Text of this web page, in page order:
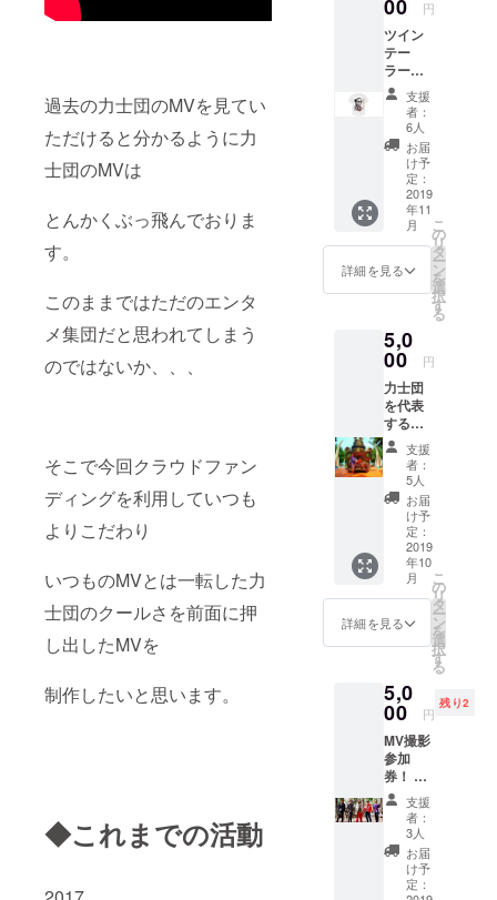
過去の力士団のMVを見てい
ただけると分かるように力
士団のMVは
とんかくぶっ飛んでおりま
す。
このままではただのエンタ
メ集団だと思われてしまう
のではないか、、、
そこで今回クラウドファン
ディングを利用していつも
よりこだわり
いつものMVとは一転した力
士団のクールさを前面に押
し出したMVを
制作したいと思います。
◆これまでの活動
ご自身
でご負
担いた
だきま
すよう
お願い
申し上
げます
00 円
ツイン
テー
ラー必
見！ 茂
呂・イ
ンベー
ダーの
オリジ
ナル限
定Tシャ
ツが
ゲット
できる
リター
ンにな
りま
変恐れ
入りま
すが、
送料は
ご自身
でご負
担いた
だきま
すよう
お願い
申し上
げます
団員達
のリ
ターン
が好評
のなか
何か貢
献がし
たい！
そんな
思いで
限定
グッズ
を制作
今こそ
ツイン
テー
ラーが
支援
者：
6人
お届
け予
定：
2019
年11
月
詳細を見る
こ
の
リ
タ
ー
ン
を
選
択
す
る
5,0
00 円
力士団
を代表
するリ
アルガ
チニー
ト、桂
と魔好
鬼と一
緒に
オール
ナイト
ROUND
1 日々
の忙し
さから
運動不
じてい
る方、
体を動
かして
ストレ
ス発
散！リ
フレッ
シュし
たい
方、ご
応募お
支援
者：
5人
お届
け予
定：
2019
年10
月
詳細を見る
こ
の
リ
タ
ー
ン
を
選
択
す
る
5,0
00 円
残り2
MV撮影
参加
券！ 力
士団の
MV撮影
現場に
参加す
ること
ができ
支援
者：
3人
お届
け予
定：